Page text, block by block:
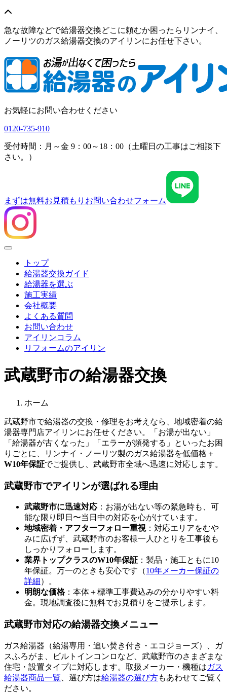
急な故障などで給湯器交換どこに頼むか困ったらリンナイ、
ノーリツのガス給湯器交換のアイリンにお任せ下さい。
お気軽にお問い合わせください
0120-735-910
受付時間：月～金 9：00～18：00（土曜日の工事はご相談下
さい。）
まずは無料お見積もり お問い合わせフォーム
Menu
トップ
給湯器交換ガイド
給湯器を選ぶ
施工実績
会社概要
よくある質問
お問い合わせ
アイリンコラム
リフォームのアイリン
武蔵野市の給湯器交換
ホーム
武蔵野市で給湯器の交換・修理をお考えなら、地域密着の給
湯器専門店アイリンにお任せください。「お湯が出ない」
「給湯器が古くなった」「エラーが頻発する」といったお困
りごとに、リンナイ・ノーリツ製のガス給湯器を低価格＋
W10年保証でご提供し、 武蔵野市全域へ迅速に対応します。
武蔵野市でアイリンが選ばれる理由
武蔵野市に迅速対応 ：お湯が出ない等の緊急時も、可
能な限り即日〜当日中の対応を心がけています。
地域密着・アフターフォロー重視：対応エリアをむや
みに広げず、 武蔵野市のお客様一人ひとりを工事後も
しっかりフォローします。
業界トップクラスのW10年保証 ：製品・施工ともに10
年保証。万一のときも安心です（10年メーカー保証の
詳細）。
明朗な価格：本体＋標準工事費込みの分かりやすい料
金。現地調査後に無料でお見積りをご提示します。
武蔵野市対応の給湯器交換メニュー
ガス給湯器（給湯専用・追い焚き付き・エコジョーズ）、ガ
スふろがま、ビルトインコンロなど、 武蔵野市のさまざまな
住宅・設置タイプに対応します。取扱メーカー・機種はガス
給湯器商品一覧 、選び方は給湯器の選び方もあわせてご覧く
ださい。